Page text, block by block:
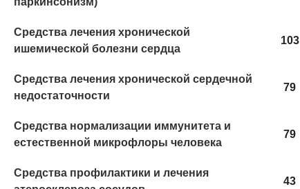
Средства лечения хронической
ишемической болезни сердца
103
Средства лечения хронической сердечной
недостаточности
79
Средства нормализации иммунитета и
естественной микрофлоры человека
79
Средства профилактики и лечения
43